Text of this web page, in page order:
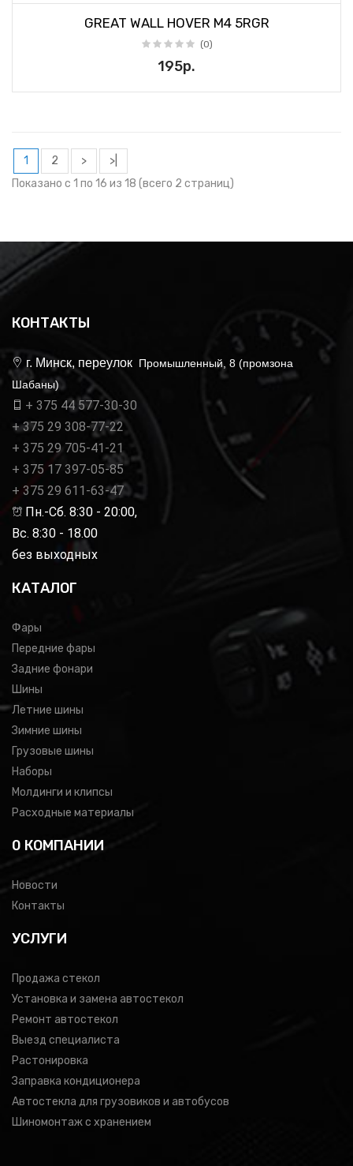
GREAT WALL HOVER M4 5RGR
(0)
195р.
1 2 >
>|
Показано с 1 по 16 из 18 (всего 2 страниц)
КОНТАКТЫ
г. Минск, переулок Промышленный, 8 (промзона
Шабаны)
+ 375 44 577-30-30
+ 375 29 308-77-22
+ 375 29 705-41-21
+ 375 17 397-05-85
+ 375 29 611-63-47
Пн.-Сб. 8:30 - 20:00,
Вс. 8:30 - 18.00
без выходных
КАТАЛОГ
Фары
Передние фары
Задние фонари
Шины
Летние шины
Зимние шины
Грузовые шины
Наборы
Молдинги и клипсы
Расходные материалы
0 КОМПАНИИ
Новости
Контакты
УСЛУГИ
Продажа стекол
Установка и замена автостекол
Ремонт автостекол
Выезд специалиста
Растонировка
Заправка кондиционера
Автостекла для грузовиков и автобусов
Шиномонтаж с хранением